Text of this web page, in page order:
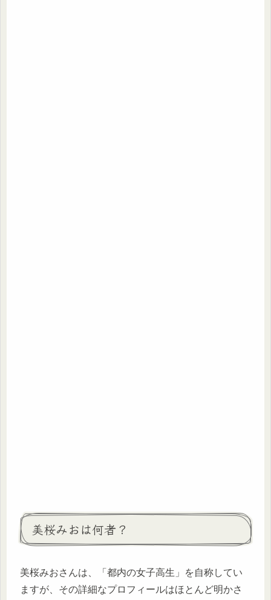
美桜みおは何者？
美桜みおさんは、「都内の女子高生」を自称してい
ますが、その詳細なプロフィールはほとんど明かさ